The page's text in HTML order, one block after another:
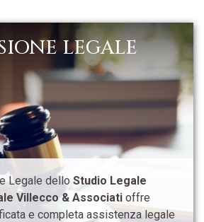
LEGALE
Legale dello Studio Legale
Villecco & Associatioffre
e completa assistenza legale